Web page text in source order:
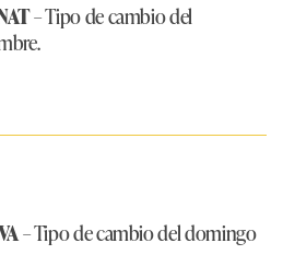
– Tipo de cambio del
– Tipo de cambio del domingo